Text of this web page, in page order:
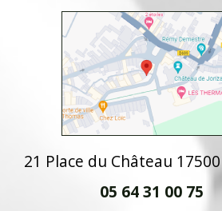
21 Place du Château 17500
05 64 31 00 75